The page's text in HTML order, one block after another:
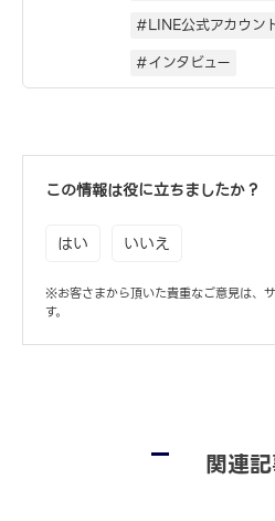
#LINE公式アカウン
#インタビュー
この情報は役に立ちましたか？
はい いいえ
※お客さまから頂いた貴重なご意見は、
す。
関連